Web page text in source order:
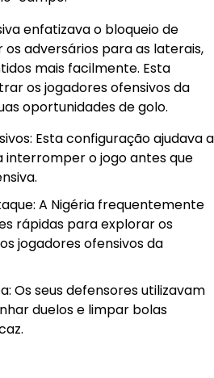
enfatizava o bloqueio de
os adversários para as laterais,
mais facilmente. Esta
os jogadores ofensivos da
oportunidades de golo.
Esta configuração ajudava a
interromper o jogo antes que
A Nigéria frequentemente
rápidas para explorar os
jogadores ofensivos da
Os seus defensores utilizavam
duelos e limpar bolas